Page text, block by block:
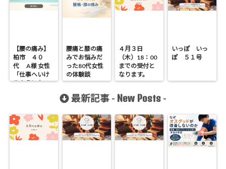
【腰の痛み】
柏市 ４０
代 A様 女性
「仕事へいけ
るようになっ
腰痛と膝の痛
みでお悩みだ
った80代女性
の体験談
４月３日
（木）18：00
までの受付と
なります。
いっぽ いっ
ぽ ５１号
最新記事 - New Posts -